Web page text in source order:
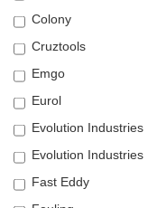
Colony
Cruztools
Emgo
Eurol
Evolution Industries
Evolution Industries
Fast Eddy